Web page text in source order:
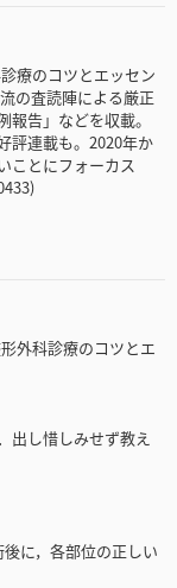
療のコツとエッセン
の査読陣による厳正
告」などを収載。
評連載も。2020年か
ことにフォーカス
外科診療のコツとエ
し惜しみせず教え
に，各部位の正しい